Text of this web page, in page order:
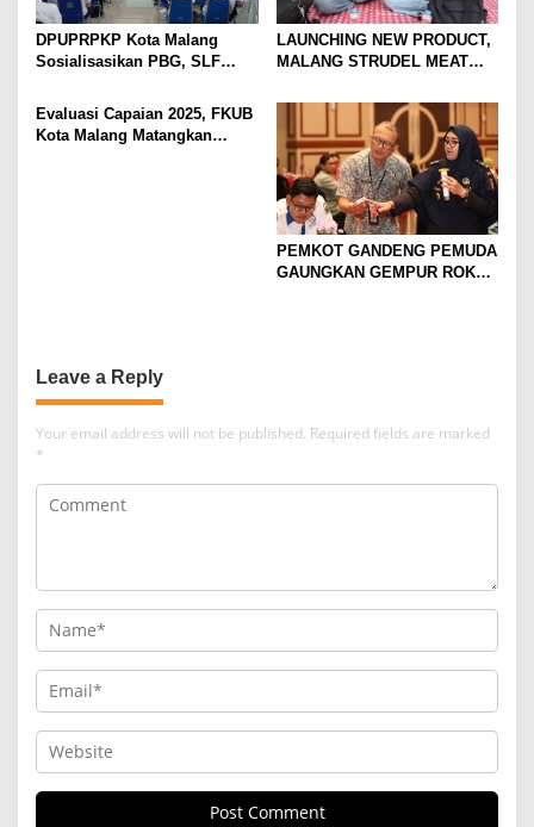
DPUPRPKP Kota Malang
Sosialisasikan PBG, SLF
SPPG
LAUNCHING NEW PRODUCT,
MALANG STRUDEL MEAT
Evaluasi Capaian 2025, FKUB
Kota Malang Matangkan
PEMKOT GANDENG PEMUDA
GAUNGKAN GEMPUR ROKOK
Leave a Reply
Your email address will not be published. Required fields are marked
*